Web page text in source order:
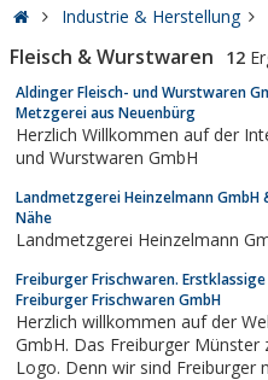
Industrie & Herstellung
Fleisch & Wurstwaren 12
Aldinger Fleisch- und Wurstwaren
Metzgerei aus Neuenbürg
Herzlich Willkommen auf der
und Wurstwaren GmbH
Landmetzgerei Heinzelmann GmbH
Nähe
Freiburger Frischwaren.
Freiburger Frischwaren GmbH
Herzlich willkommen auf der
GmbH. Das Freiburger
Logo. Denn wir sind Freiburger